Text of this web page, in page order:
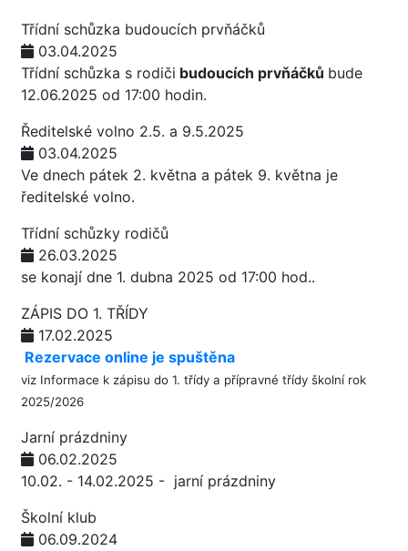
Třídní schůzka budoucích prvňáčků
03.04.2025
Třídní schůzka s rodiči budoucích prvňáčků bude
12.06.2025 od 17:00 hodin.
Ředitelské volno 2.5. a 9.5.2025
03.04.2025
Ve dnech pátek 2. května a pátek 9. května je
ředitelské volno.
Třídní schůzky rodičů
26.03.2025
se konají dne 1. dubna 2025 od 17:00 hod..
ZÁPIS DO 1. TŘÍDY
17.02.2025
Rezervace online je spuštěna
viz Informace k zápisu do 1. třídy a přípravné třídy školní rok
2025/2026
Jarní prázdniny
06.02.2025
10.02. - 14.02.2025 - jarní prázdniny
Školní klub
06.09.2024